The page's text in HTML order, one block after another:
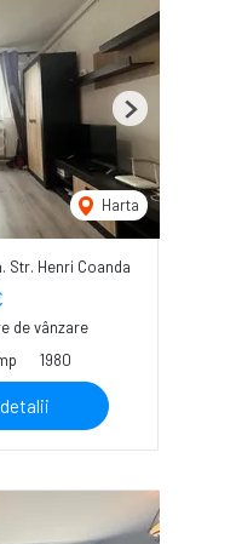
Harta
Next
Str. Henri Coanda
de vânzare
1980